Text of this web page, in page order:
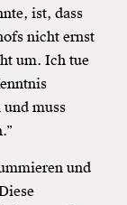
ist, dass
nicht ernst
um. Ich tue
muss
und